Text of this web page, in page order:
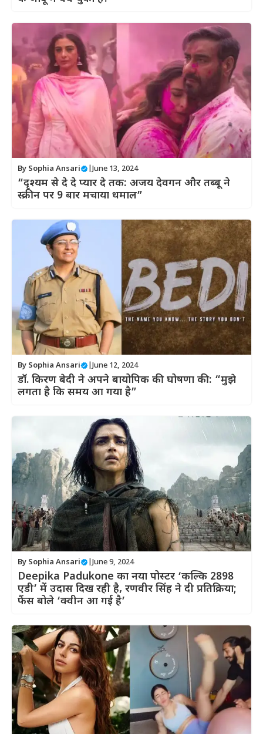
By Sophia Ansari June 13, 2024
“दृश्यम से दे दे प्यार दे तक: अजय देवगन और तब्बू ने
स्क्रीन पर 9 बार मचाया धमाल”
By Sophia Ansari June 12, 2024
डॉ. किरण बेदी ने अपने बायोपिक की घोषणा की: “मुझे
लगता है कि समय आ गया है”
By Sophia Ansari June 9, 2024
Deepika Padukone का नया पोस्टर ‘कल्कि 2898
एडी’ में उदास दिख रही है, रणवीर सिंह ने दी प्रतिक्रिया;
फैंस बोले ‘क्वीन आ गई है’